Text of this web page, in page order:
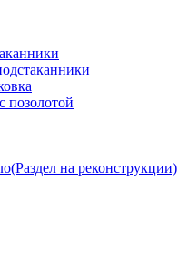
позолотой
на реконструкции)